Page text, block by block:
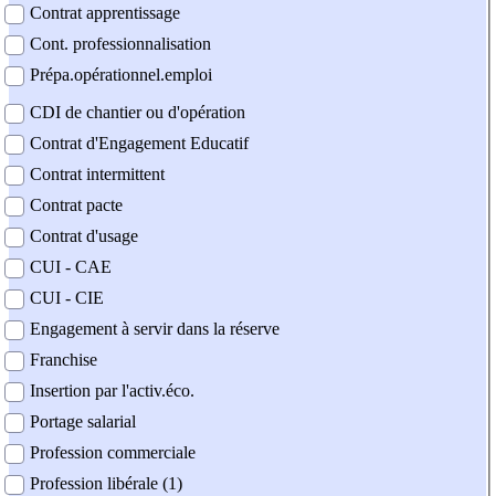
Contrat apprentissage
Cont. professionnalisation
Prépa.opérationnel.emploi
CDI de chantier ou d'opération
Contrat d'Engagement Educatif
Contrat intermittent
Contrat pacte
Contrat d'usage
CUI - CAE
CUI - CIE
Engagement à servir dans la réserve
Franchise
Insertion par l'activ.éco.
Portage salarial
Profession commerciale
Profession libérale (1)